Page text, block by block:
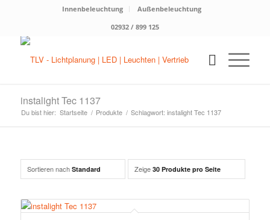
Innenbeleuchtung
Außenbeleuchtung
02932 / 899 125
instalight Tec 1137
Du bist hier: Startseite / Produkte / Schlagwort: instalight Tec 1137
Sortieren nach Standard Zeige 30 Produkte pro Seite